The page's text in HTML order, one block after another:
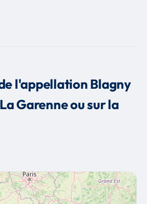
l'appellation Blagny
Garenne ou sur la